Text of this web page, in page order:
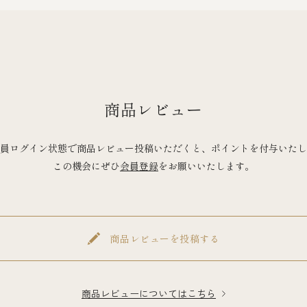
商品レビュー
ログイン状態で商品レビュー投稿いただくと、ポイントを付与いた
この機会にぜひ会員登録をお願いいたします。
商品レビューを投稿する
商品レビューについてはこちら